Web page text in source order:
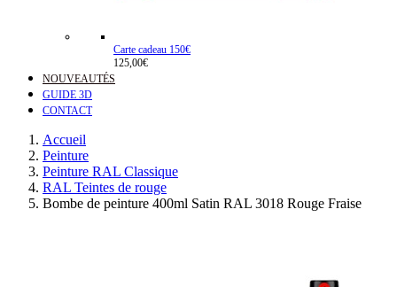
Carte cadeau 150€
125,00€
NOUVEAUTÉS
GUIDE 3D
CONTACT
Accueil
Peinture
Peinture RAL Classique
RAL Teintes de rouge
Bombe de peinture 400ml Satin RAL 3018 Rouge Fraise